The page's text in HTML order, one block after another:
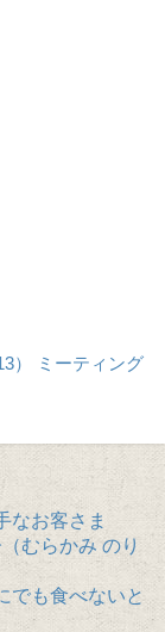
） ミーティング
なお客さま
むらかみ のり
でも食べないと